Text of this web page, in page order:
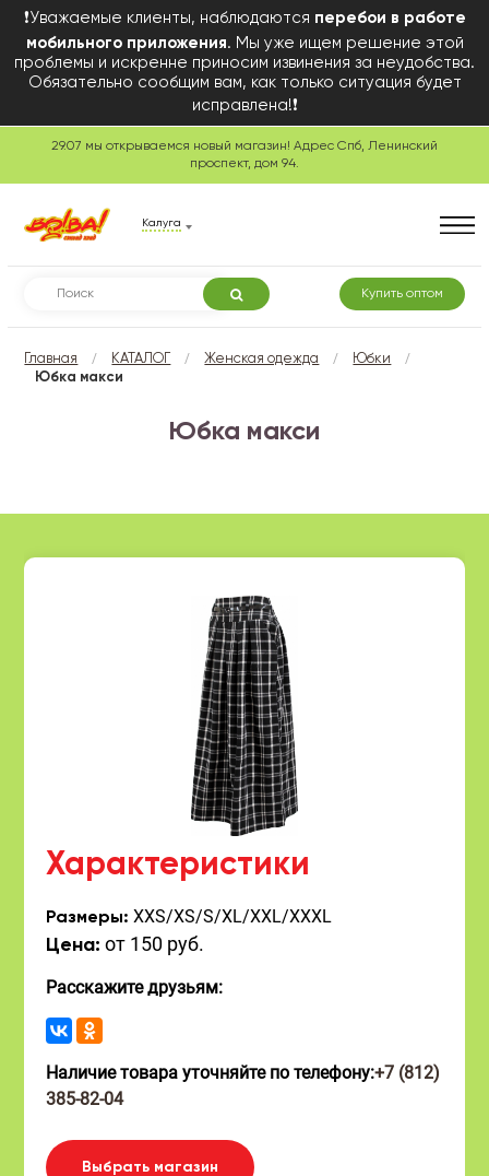
❗Уважаемые клиенты, наблюдаются перебои в работе
мобильного приложения. Мы уже ищем решение этой
проблемы и искренне приносим извинения за неудобства.
Обязательно сообщим вам, как только ситуация будет
исправлена!❗
29.07 мы открываемся новый магазин! Адрес Спб, Ленинский
проспект, дом 94.
Калуга
Купить оптом
Главная / КАТАЛОГ / Женская одежда / Юбки /
Юбка макси
Юбка макси
Характеристики
Размеры:XXS/XS/S/XL/XXL/XXXL
Цена: от 150 руб.
Расскажите друзьям:
Наличие товара уточняйте по телефону:+7 (812)
385-82-04
Выбрать магазин